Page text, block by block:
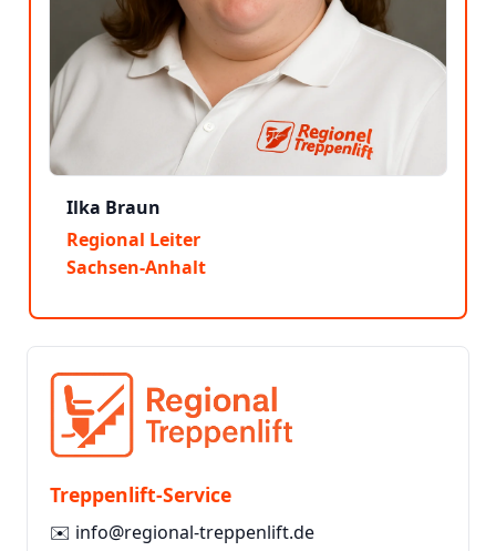
Ilka Braun
Regional Leiter
Sachsen-Anhalt
Treppenlift-Service
✉️ info@regional-treppenlift.de